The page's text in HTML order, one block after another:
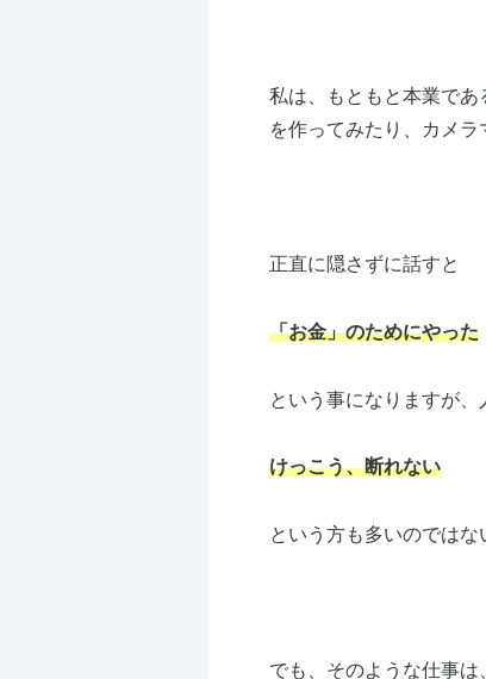
私は、もともと本業で
を作ってみたり、カメ
正直に隠さずに話すと
「お金」のためにやった
という事になりますが、
けっこう、断れない
という方も多いのではな
でも、そのような仕事は